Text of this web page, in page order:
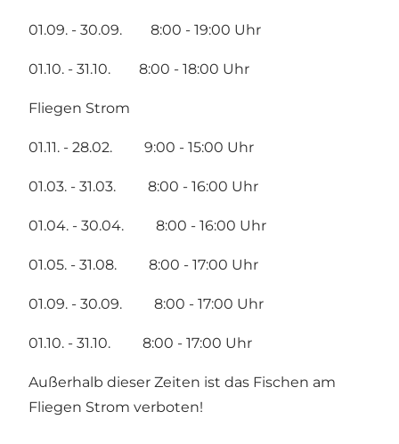
01.09. - 30.09. 8:00 - 19:00 Uhr
01.10. - 31.10. 8:00 - 18:00 Uhr
Fliegen Strom
01.11. - 28.02. 9:00 - 15:00 Uhr
01.03. - 31.03. 8:00 - 16:00 Uhr
01.04. - 30.04. 8:00 - 16:00 Uhr
01.05. - 31.08. 8:00 - 17:00 Uhr
01.09. - 30.09. 8:00 - 17:00 Uhr
01.10. - 31.10. 8:00 - 17:00 Uhr
Außerhalb dieser Zeiten ist das Fischen am
Fliegen Strom verboten!